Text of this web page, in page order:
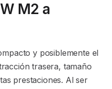
M2 a
y posiblemente el
trasera, tamaño
prestaciones. Al ser